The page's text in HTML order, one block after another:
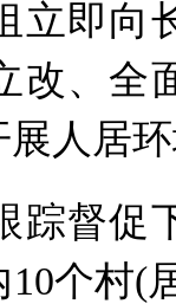
立即向
改、全
人居
督促
个村(